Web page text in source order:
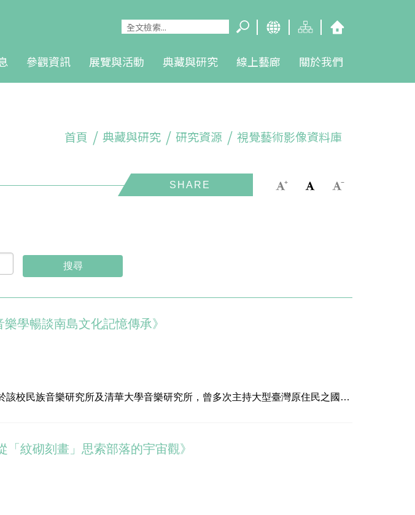
參觀資訊 展覽與活動 典藏與研究 線上藝廊 關於我們
首頁 典藏與研究 研究資源 視覺藝術影像資料庫
學暢談南島文化記憶傳承》
校民族音樂研究所及清華大學音樂研究所，曾多次主持大型臺灣原住民之國家
紋砌刻畫」思索部落的宇宙觀》